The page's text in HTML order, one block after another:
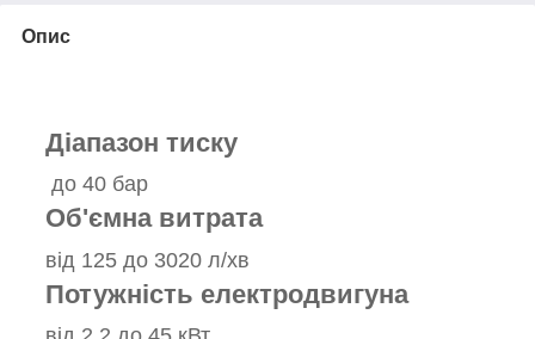
Опис
Діапазон тиску
до 40 бар
Об'ємна витрата
від 125 до 3020 л/хв
Потужність електродвигуна